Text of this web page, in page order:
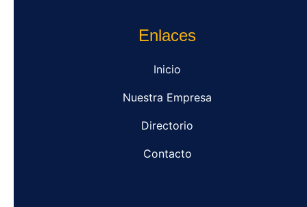
Enlaces
Inicio
Nuestra Empresa
Directorio
Contacto